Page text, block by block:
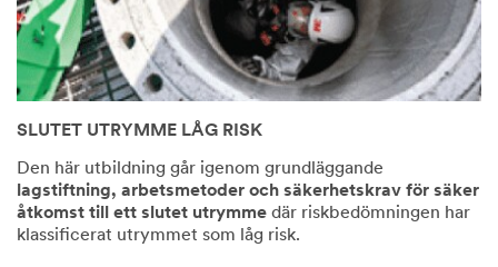
SLUTET UTRYMME LÅG RISK
Den här utbildning går igenom grundläggande
lagstiftning, arbetsmetoder och säkerhetskrav för säker
åtkomst till ett slutet utrymme där riskbedömningen har
klassificerat utrymmet som låg risk.